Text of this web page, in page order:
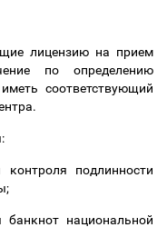
лицензию на прием
по определению
соответствующий
подлинности
национальной